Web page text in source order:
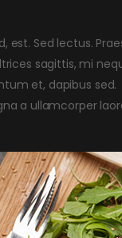
est. Sed lectus.
sagittis, mi
et, dapibus sed.
a ullamcorper